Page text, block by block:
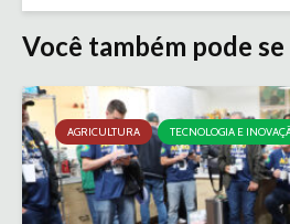
Você também pode
AGRICULTURA TECNOLOGIA E